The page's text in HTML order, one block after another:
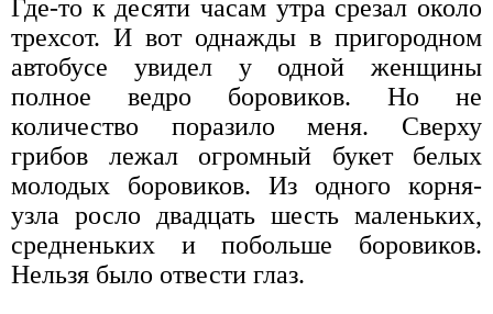
Где-то к десяти часам утра срезал около
трехсот. И вот однажды в пригородном
автобусе увидел у одной женщины
полное ведро боровиков. Но не
количество поразило меня. Сверху
грибов лежал огромный букет белых
молодых боровиков. Из одного корня-
узла росло двадцать шесть маленьких,
средненьких и побольше боровиков.
Нельзя было отвести глаз.